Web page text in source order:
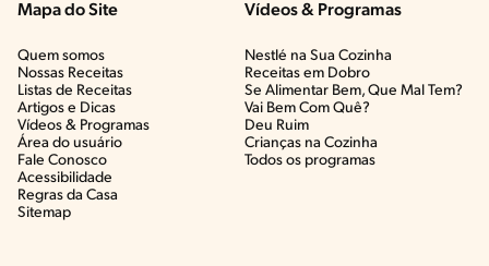
Mapa do Site
Quem somos
Nossas Receitas
Listas de Receitas​
Artigos e Dicas​
Vídeos & Programas​
Área do usuário
Fale Conosco
Acessibilidade
Regras da Casa
Sitemap
Vídeos & Programas​
Nestlé na Sua Cozinha
Receitas em Dobro
Se Alimentar Bem, Que Mal Tem?​
Vai Bem Com Quê?​
Deu Ruim​
Crianças na Cozinha​
Todos os programas